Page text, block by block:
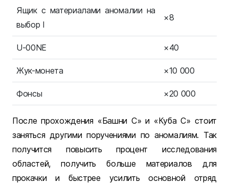
Ящик с материалами аномалии на
выбор I
×8
U-00NE ×40
Жук-монета ×10 000
Фонсы ×20 000
После прохождения «Башни С» и «Куба С» стоит
заняться другими поручениями по аномалиям. Так
получится повысить процент исследования
областей, получить больше материалов для
прокачки и быстрее усилить основной отряд